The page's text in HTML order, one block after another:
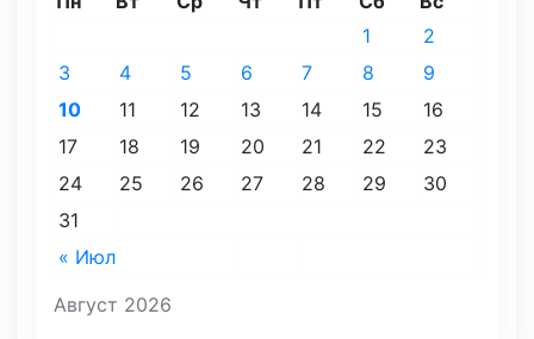
Август 2026
« Июл
1
2
3
4 5 6 7 8
9
10
11 12 13 14 15
16
17
18 19 20 21 22
23
24
25 26 27 28 29
30
31